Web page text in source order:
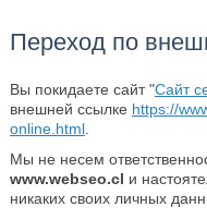
Переход по
Вы покидаете сайт "Сайт
внешней ссылке https://
online.html.
Мы не несем
www.webseo.cl и
никаких своих личных